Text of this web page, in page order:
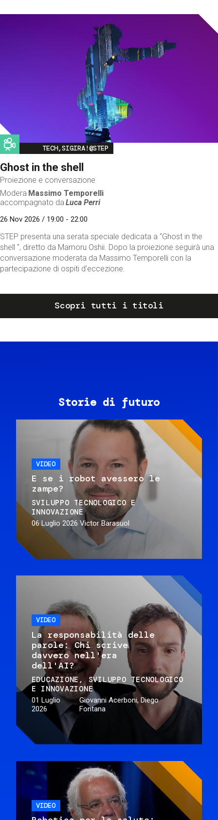
Image
TECH,SIGIRA!@STEP
Ghost in the shell
Proiezione e conversazione
Modera Massimo Temporelli
accompagnato da Luca Perri
26 Nov 2026 / 19:00 - 22:00
STEP presenta una serata speciale dedicata a "Ghost in the
shell ", diretto da Mamoru Oshii. Dopo la proiezione seguirà una
conversazione moderata da Massimo Temporelli con la
partecipazione di ospiti d'eccezione.
Scopri tutti i titoli
Storie di futuro
VIDEO
E se i robot avessero le
zampe?
SVILUPPO TECNOLOGICO E
INNOVAZIONE
06 Luglio 2026 Victor Barasuol
VIDEO
La responsabilità delle
parole: Chi scrive
davvero nell'era
dell'AI?
EDUCAZIONE
SVILUPPO TECNOLOGICO
E INNOVAZIONE
01 Luglio
2026
Giovanni Acerboni, Diego
Fontana
VIDEO